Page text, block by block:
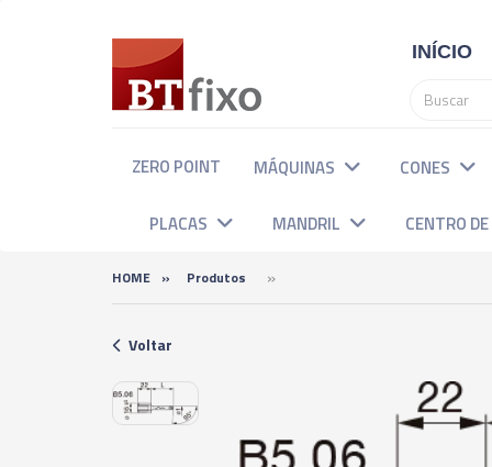
INÍCIO
ZERO POINT MÁQUINAS CONES
PLACAS MANDRIL CENTRO
HOME » Produtos »
Voltar